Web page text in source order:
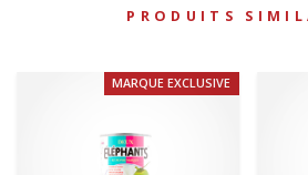
PRODUITS
MARQUE EXCLUSIVE